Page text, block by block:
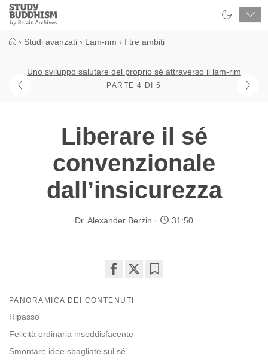
Close
Study
Buddhism
› Studi avanzati › Lam-rim › I tre ambiti
Uno sviluppo salutare del proprio sé attraverso il lam-rim
PARTE 4 DI 5
Liberare il sé
convenzionale
dall’insicurezza
Dr. Alexander Berzin 31:50
on
PANORAMICA DEI CONTENUTI
Ripasso
Felicità ordinaria insoddisfacente
Smontare idee sbagliate sul sé